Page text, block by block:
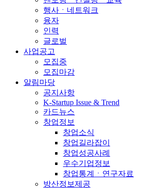
행사ㆍ네트워크
융자
인력
글로벌
사업공고
모집중
모집마감
알림마당
공지사항
K-Startup Issue & Trend
카드뉴스
창업정보
창업소식
창업길라잡이
창업성공사례
우수기업정보
창업통계ㆍ연구자료
방산정보제공